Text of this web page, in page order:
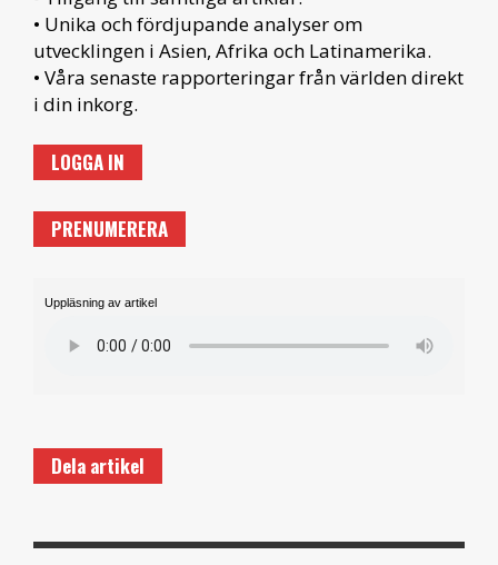
• Unika och fördjupande analyser om
utvecklingen i Asien, Afrika och Latinamerika.
• Våra senaste rapporteringar från världen direkt
i din inkorg.
LOGGA IN
PRENUMERERA
Uppläsning av artikel
Dela artikel